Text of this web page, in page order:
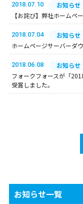
2018.07.10
お知らせ
【お詫び】弊社ホームペ
2018.07.04
お知らせ
ホームページサーバーダ
2018.06.08
お知らせ
フォークフォースが「
受賞しました。
お知らせ一覧